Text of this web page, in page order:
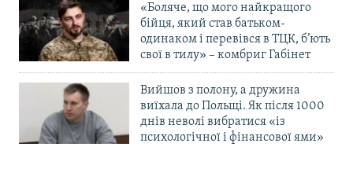
«Боляче, що мого найкращого
бійця, який став батьком-
одинаком і перевівся в ТЦК, б’ють
свої в тилу» – комбриг Габінет
Вийшов з полону, а дружина
виїхала до Польщі. Як після 1000
днів неволі вибратися «із
психологічної і фінансової ями»